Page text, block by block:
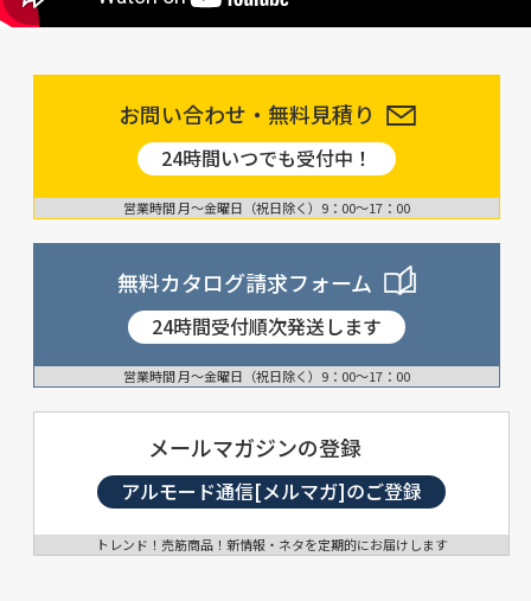
お問い合わせ・無料見積り
24時間いつでも受付中！
営業時間 月〜金曜日（祝日除く）9：00〜17：00
無料カタログ請求フォーム
24時間受付順次発送します
営業時間 月〜金曜日（祝日除く）9：00〜17：00
メールマガジンの登録
アルモード通信[メルマガ]のご登録
トレンド！売筋商品！新情報・ネタを定期的にお届けします